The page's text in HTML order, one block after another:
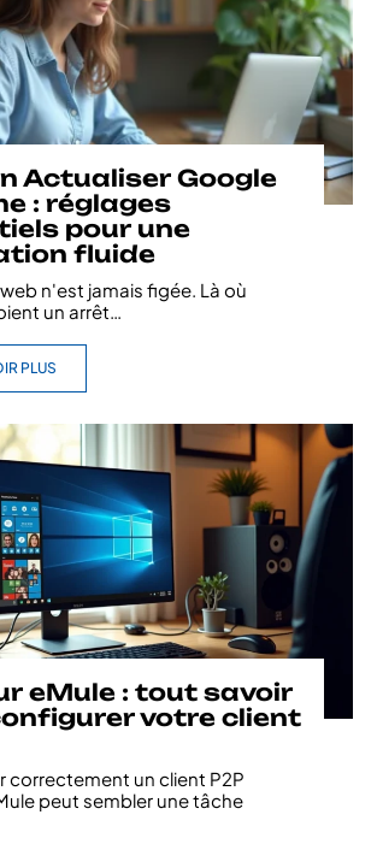
Actualiser Google
: réglages
pour une
fluide
n'est jamais figée. Là où
un arrêt
PLUS
eMule : tout savoir
votre client
correctement un client P2P
peut sembler une tâche